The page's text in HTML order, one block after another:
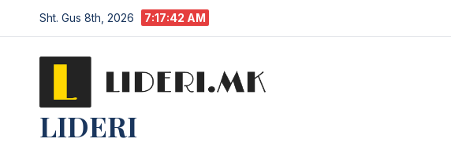
Sht. Gus 8th, 2026 7:17:44 AM
LIDERI